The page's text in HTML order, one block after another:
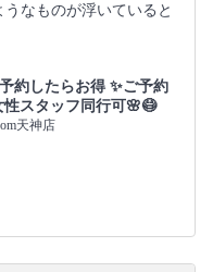
なものが浮いていると
約したらお得 ✨ご予約
性スタッフ同行可🌸😷
天神店